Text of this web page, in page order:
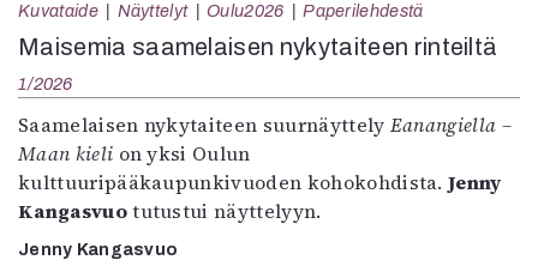
Kuvataide Näyttelyt Oulu2026 Paperilehdestä
Maisemia saamelaisen nykytaiteen rinteiltä
1/2026
Saamelaisen nykytaiteen suurnäyttely Eanangiella –
Maan kieli on yksi Oulun
kulttuuripääkaupunkivuoden kohokohdista.Jenny
Kangasvuotutustui näyttelyyn.
Jenny Kangasvuo